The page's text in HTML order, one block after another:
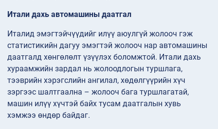
Итали дахь автомашины даатгал
Италид эмэгтэйчүүдийг илүү аюулгүй жолооч гэж
статистикийн дагуу эмэгтэй жолооч нар автомашины
даатгалд хөнгөлөлт үзүүлэх боломжтой. Итали дахь
хураамжийн зардал нь жолоодлогын туршлага,
тээврийн хэрэгслийн ангилал, хөдөлгүүрийн хүч
зэргээс шалтгаална – жолооч бага туршлагатай,
машин илүү хүчтэй байх тусам даатгалын хувь
хэмжээ өндөр байдаг.